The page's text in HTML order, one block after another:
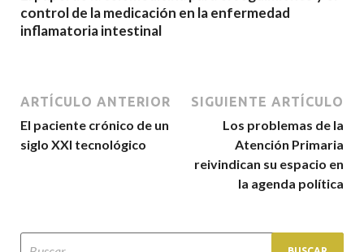
control de la medicación en la enfermedad
inflamatoria intestinal
ARTÍCULO ANTERIOR
El paciente crónico de un
siglo XXI tecnológico
SIGUIENTE ARTÍCULO
Los problemas de la
Atención Primaria
reivindican su espacio en
la agenda política